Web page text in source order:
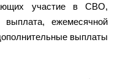
участие в СВО,
выплата, ежемесячной
выплаты